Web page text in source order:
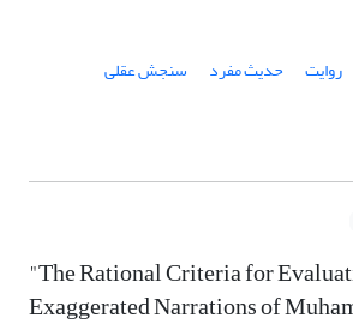
روایت حدیث مفرد
سنجش عقلی
"The Rational Criteria for
Exaggerated Narrations of